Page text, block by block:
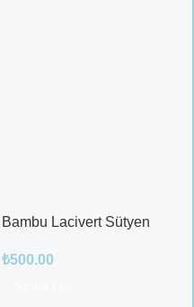
Bambu Lacivert Sütyen
₺500.00